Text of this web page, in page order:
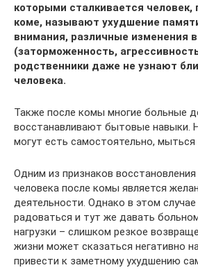
которыми сталкивается
коме, называют ухудшение
внимания, различные изменения
(заторможенность,
родственники даже не узнают
человека.
Также после комы многие больные
восстанавливают бытовые навыки.
могут есть самостоятельно, мыться
Одним из признаков
человека после комы является
деятельности. Однако в этом
радоваться и тут же давать
нагрузки – слишком резкое
жизни может сказаться негативно
привести к заметному ухудшению